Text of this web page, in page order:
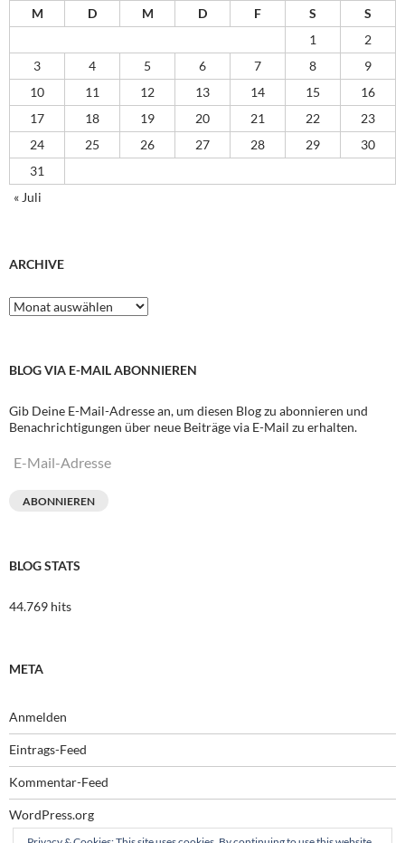
M D M D F S
S
1
2
3
4 5 6 7 8
9
10
11 12 13 14 15
16
17
18 19 20 21 22
23
24
25 26 27 28 29
30
31
« Juli
ARCHIVE
Archive
BLOG VIA E-MAIL ABONNIEREN
Gib Deine E-Mail-Adresse an, um diesen Blog zu abonnieren und
Benachrichtigungen über neue Beiträge via E-Mail zu erhalten.
E-
ABONNIEREN
BLOG STATS
44.769 hits
META
Anmelden
Eintrags-Feed
Kommentar-Feed
WordPress.org